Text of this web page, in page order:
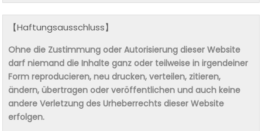
【Haftungsausschluss】
Ohne die Zustimmung oder Autorisierung dieser Website
darf niemand die Inhalte ganz oder teilweise in irgendeiner
Form reproducieren, neu drucken, verteilen, zitieren,
ändern, übertragen oder veröffentlichen und auch keine
andere Verletzung des Urheberrechts dieser Website
erfolgen.